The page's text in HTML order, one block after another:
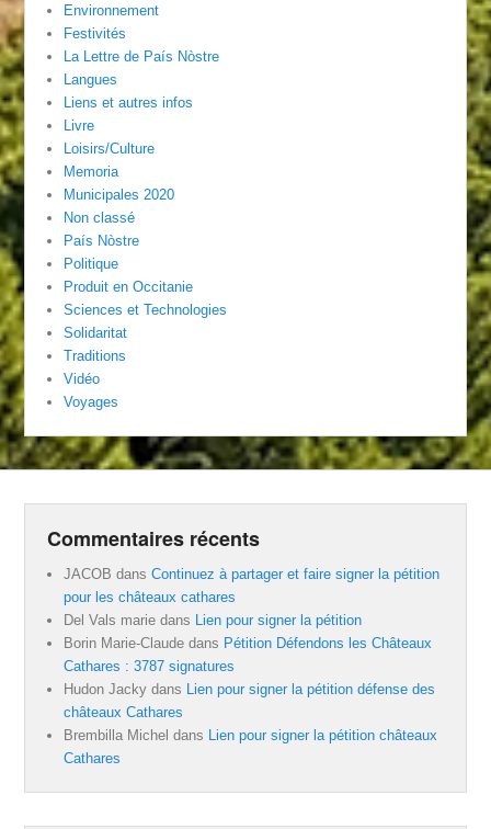
Environnement
Festivités
La Lettre de País Nòstre
Langues
Liens et autres infos
Livre
Loisirs/Culture
Memoria
Municipales 2020
Non classé
País Nòstre
Politique
Produit en Occitanie
Sciences et Technologies
Solidaritat
Traditions
Vidéo
Voyages
Commentaires récents
JACOB dansContinuez à partager et faire signer la pétition
pour les châteaux cathares
Del Vals marie dans
Lien pour signer la pétition
Borin Marie-Claude dans Pétition Défendons les Châteaux
Cathares : 3787 signatures
Hudon Jacky dans
Lien pour signer la pétition défense des
châteaux Cathares
Brembilla Michel dans
Lien pour signer la pétition châteaux
Cathares